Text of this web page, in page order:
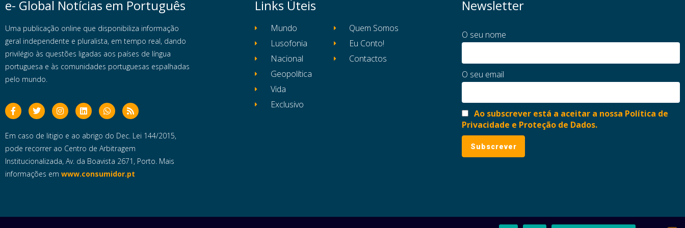
e- Global Notícias em Português
Uma publicação online que disponibiliza informação
geral independente e pluralista, em tempo real, dando
privilégio às questões ligadas aos países de língua
portuguesa e às comunidades portuguesas espalhadas
pelo mundo.
Em caso de litigio e ao abrigo do Dec. Lei 144/2015,
pode recorrer ao Centro de Arbitragem
Institucionalizada, Av. da Boavista 2671, Porto. Mais
informações em www.consumidor.pt
Links Úteis
Mundo
Lusofonia
Nacional
Geopolítica
Vida
Exclusivo
Quem Somos
Eu Conto!
Contactos
Newsletter
O seu nome
O seu email
Ao subscrever está a aceitar a nossa Política de
Privacidade e Proteção de Dados.